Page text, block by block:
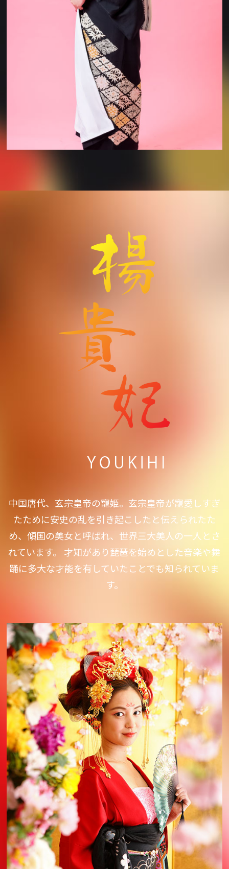
中国唐代、玄宗皇帝の寵姫。玄宗皇帝が寵愛しすぎ
たために安史の乱を引き起こしたと伝えられたた
め、傾国の美女と呼ばれ、世界三大美人の一人とさ
れています。 才知があり琵琶を始めとした音楽や舞
踊に多大な才能を有していたことでも知られていま
す。